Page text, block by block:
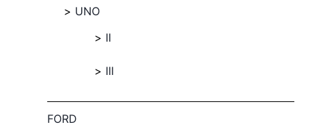
UNO
II
III
FORD